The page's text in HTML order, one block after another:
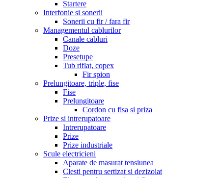
Startere
Interfonie si sonerii
Sonerii cu fir / fara fir
Managementul cablurilor
Canale cabluri
Doze
Presetupe
Tub riflat, copex
Fir spion
Prelungitoare, triple, fise
Fise
Prelungitoare
Cordon cu fisa si priza
Prize si intrerupatoare
Intrerupatoare
Prize
Prize industriale
Scule electricieni
Aparate de masurat tensiunea
Clesti pentru sertizat si dezizolat